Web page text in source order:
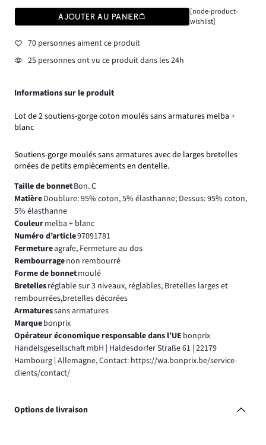
AJOUTER AU PANIER
[node-product-
wishlist]
70 personnes aiment ce produit
25 personnes ont vu ce produit dans les 24h
Informations sur le produit
Lot de 2 soutiens-gorge coton moulés sans armatures melba +
blanc
Soutiens-gorge moulés sans armatures avec de larges bretelles
ornées de petits empiècements en dentelle.
Taille de bonnetBon. C
MatièreDoublure: 95% coton, 5% élasthanne; Dessus: 95% coton,
5% élasthanne
Couleurmelba + blanc
Numéro d’article97091781
Fermetureagrafe, Fermeture au dos
Rembourragenon rembourré
Forme de bonnetmoulé
Bretellesréglable sur 3 niveaux, réglables, Bretelles larges et
rembourrées,bretelles décorées
Armaturessans armatures
Marquebonprix
Opérateur économique responsable dans l’UE bonprix
Handelsgesellschaft mbH | Haldesdorfer Straße 61 | 22179
Hambourg | Allemagne, Contact: https://wa.bonprix.be/service-
clients/contact/
Options de livraison